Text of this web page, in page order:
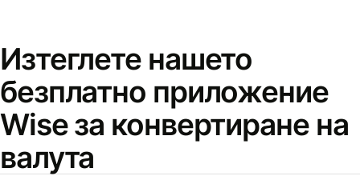
Изтеглете нашето
безплатно приложение
Wise за конвертиране на
валута